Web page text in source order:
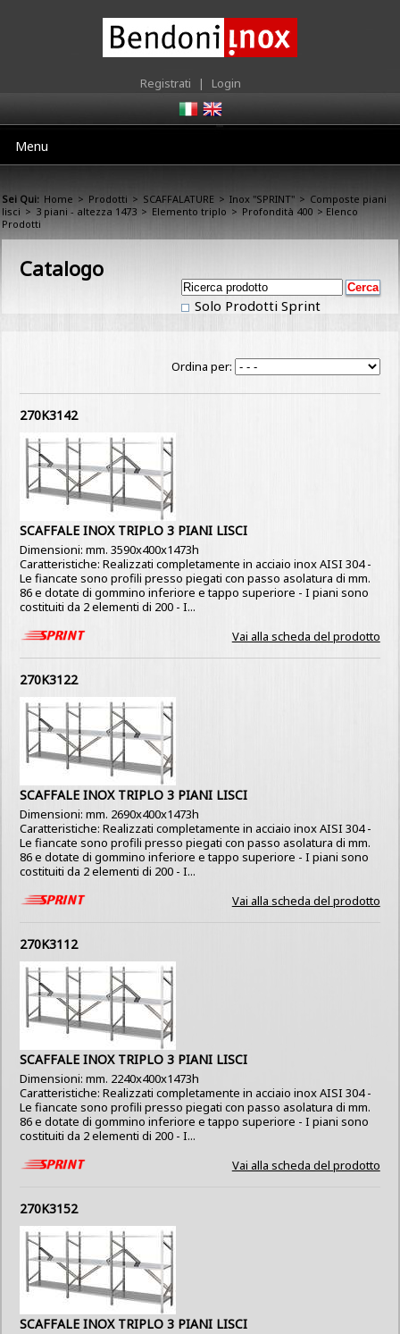
Registrati | Login
Menu
Sei Qui: Home > Prodotti > SCAFFALATURE > Inox "SPRINT" > Composte piani
lisci > 3 piani - altezza 1473 > Elemento triplo > Profondità 400 > Elenco
Prodotti
Catalogo
Solo Prodotti Sprint
Ordina per:
270K3142
SCAFFALE INOX TRIPLO 3 PIANI LISCI
Dimensioni: mm. 3590x400x1473h
Caratteristiche: Realizzati completamente in acciaio inox AISI 304 -
Le fiancate sono profili presso piegati con passo asolatura di mm.
86 e dotate di gommino inferiore e tappo superiore - I piani sono
costituiti da 2 elementi di 200 - I...
Vai alla scheda del prodotto
270K3122
SCAFFALE INOX TRIPLO 3 PIANI LISCI
Dimensioni: mm. 2690x400x1473h
Caratteristiche: Realizzati completamente in acciaio inox AISI 304 -
Le fiancate sono profili presso piegati con passo asolatura di mm.
86 e dotate di gommino inferiore e tappo superiore - I piani sono
costituiti da 2 elementi di 200 - I...
Vai alla scheda del prodotto
270K3112
SCAFFALE INOX TRIPLO 3 PIANI LISCI
Dimensioni: mm. 2240x400x1473h
Caratteristiche: Realizzati completamente in acciaio inox AISI 304 -
Le fiancate sono profili presso piegati con passo asolatura di mm.
86 e dotate di gommino inferiore e tappo superiore - I piani sono
costituiti da 2 elementi di 200 - I...
Vai alla scheda del prodotto
270K3152
SCAFFALE INOX TRIPLO 3 PIANI LISCI